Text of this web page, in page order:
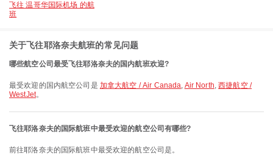
飞往 温哥华国际机场 的航
班
关于飞往耶洛奈夫航班的常见问题
哪些航空公司最受飞往耶洛奈夫的国内航班欢迎?
最受欢迎的国内航空公司是 加拿大航空 / Air Canada, Air North,西捷航空 /
WestJet。
飞往耶洛奈夫的国际航班中最受欢迎的航空公司有哪些?
前往耶洛奈夫的国际航班中最受欢迎的航空公司是。